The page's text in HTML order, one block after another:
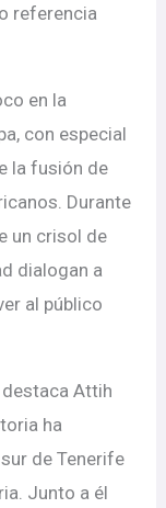
referencia
en la
con especial
la fusión de
Durante
un crisol de
dialogan a
al público
Attih
ha
de Tenerife
Junto a él